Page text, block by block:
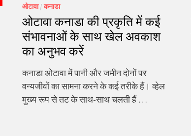
ओटावा/कनाडा
ओटावा कनाडा की प्रकृति में कई
संभावनाओं के साथ खेल अवकाश
का अनुभव करें
कनाडा ओटावा में पानी और जमीन दोनों पर
वन्यजीवों का सामना करने के कई तरीके हैं। व्हेल
मुख्य रूप से तट के साथ-साथ चलती हैं …